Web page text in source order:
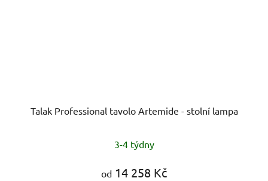
Talak Professional tavolo Artemide - stolní lampa
3-4 týdny
od 14 258 Kč